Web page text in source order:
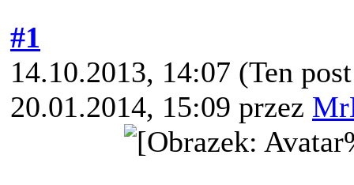
#1
14.10.2013, 14:07 (Ten
20.01.2014, 15:09 przez